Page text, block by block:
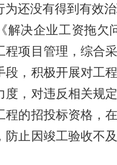
还没有得到有效
解决企业工资拖欠
程项目管理，综合
段，积极开展对工
度，对违反相关规
程的招投标资格，
防止因竣工验收不